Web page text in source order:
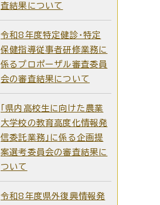
査結果について
令和8年度特定健診・特定
保健指導従事者研修業務に
係るプロポーザル審査委員
会の審査結果について
「県内高校生に向けた農業
大学校の教育高度化情報発
信委託業務」に係る企画提
案選考委員会の審査結果に
ついて
令和8年度県外復興情報発